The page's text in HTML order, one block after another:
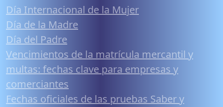
Día Internacional de la Mujer
Día de la Madre
Día del Padre
Vencimientos de la matrícula mercantil y
multas: fechas clave para empresas y
comerciantes
Fechas oficiales de las pruebas Saber y